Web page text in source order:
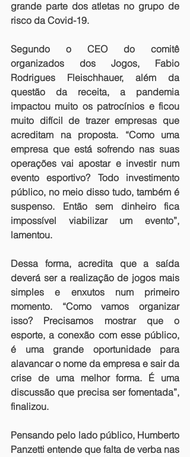
grande parte dos atletas no grupo de
risco da Covid-19.
Segundo o CEO do comitê
organizados dos Jogos, Fabio
Rodrigues Fleischhauer, além da
questão da receita, a pandemia
impactou muito os patrocínios e ficou
muito difícil de trazer empresas que
acreditam na proposta. “Como uma
empresa que está sofrendo nas suas
operações vai apostar e investir num
evento esportivo? Todo investimento
público, no meio disso tudo, também é
suspenso. Então sem dinheiro fica
impossível viabilizar um evento”,
lamentou.
Dessa forma, acredita que a saída
deverá ser a realização de jogos mais
simples e enxutos num primeiro
momento. “Como vamos organizar
isso? Precisamos mostrar que o
esporte, a conexão com esse público,
é uma grande oportunidade para
alavancar o nome da empresa e sair da
crise de uma melhor forma. É uma
discussão que precisa ser fomentada”,
finalizou.
Pensando pelo lado público, Humberto
Panzetti entende que falta de verba nas